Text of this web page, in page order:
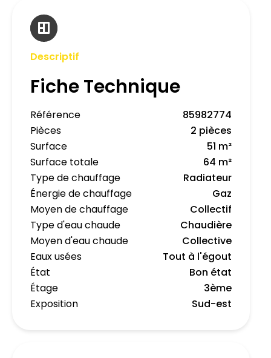
Descriptif
Fiche Technique
Référence
85982774
Pièces
2 pièces
Surface
51 m²
Surface totale
64 m²
Type de chauffage
Radiateur
Énergie de chauffage
Gaz
Moyen de chauffage
Collectif
Type d'eau chaude
Chaudière
Moyen d'eau chaude
Collective
Eaux usées
Tout à l'égout
État
Bon état
Étage
3ème
Exposition
Sud-est